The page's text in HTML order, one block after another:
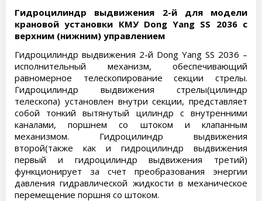
Гидроцилиндр выдвижения 2-й для модели
крановой установки КМУ Dong Yang SS 2036 с
верхним (нижним) управлением
Гидроцилиндр выдвижения 2-й Dong Yang SS 2036 –
исполнительный механизм, обеспечивающий
равномерное телескопирование секции стрелы.
Гидроцилиндр выдвижения стрелы(цилиндр
телескопа) установлен внутри секции, представляет
собой тонкий вытянутый цилиндр с внутренними
каналами, поршнем со штоком и клапанным
механизмом. Гидроцилиндр выдвижения
второй(также как и гидроцилиндр выдвижения
первый и гидроцилиндр выдвижения третий)
функционирует за счет преобразования энергии
давления гидравлической жидкости в механическое
перемещение поршня со штоком.